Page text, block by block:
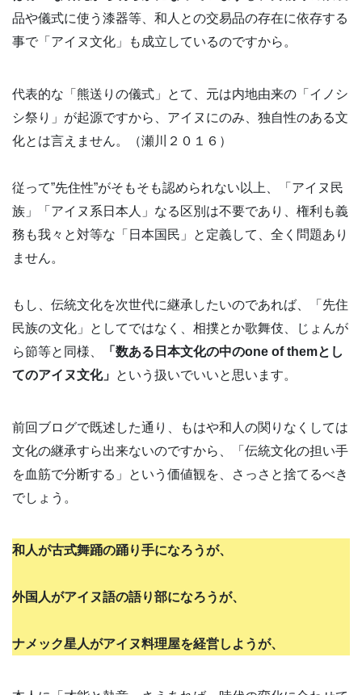
品や儀式に使う漆器等、和人との交易品の存在に依存する
事で「アイヌ文化」も成立しているのですから。
代表的な「熊送りの儀式」とて、元は内地由来の「イノシ
シ祭り」が起源ですから、アイヌにのみ、独自性のある文
化とは言えません。（瀬川２０１６）
従って”先住性”がそもそも認められない以上、「アイヌ民
族」「アイヌ系日本人」なる区別は不要であり、権利も義
務も我々と対等な「日本国民」と定義して、全く問題あり
ません。
もし、伝統文化を次世代に継承したいのであれば、「先住
民族の文化」としてではなく、相撲とか歌舞伎、じょんが
ら節等と同様、
「数ある日本文化の中のone of themとし
てのアイヌ文化」 という扱いでいいと思います。
前回ブログで既述した通り、もはや和人の関りなくしては
文化の継承すら出来ないのですから、「伝統文化の担い手
を血筋で分断する」という価値観を、さっさと捨てるべき
でしょう。
和人が古式舞踊の踊り手になろうが、
外国人がアイヌ語の語り部になろうが、
ナメック星人がアイヌ料理屋を経営しようが、